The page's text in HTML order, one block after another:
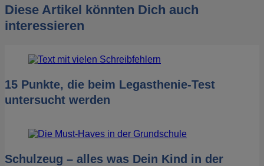
Diese Artikel könnten Dich auch
interessieren
15 Punkte, die beim Legasthenie-Test
untersucht werden
Schulzeug – alles was Dein Kind in der